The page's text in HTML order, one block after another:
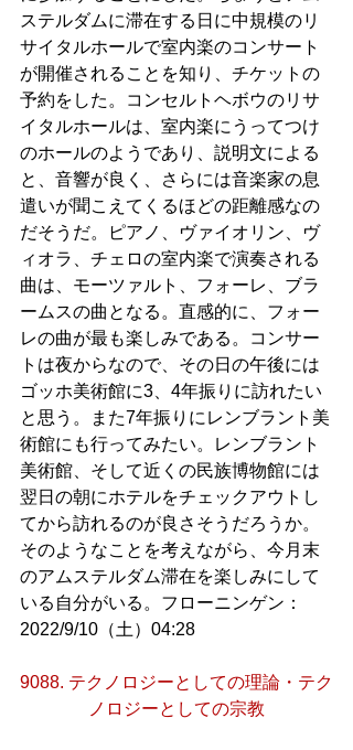
ステルダムに滞在する日に中規模のリ
サイタルホールで室内楽のコンサート
が開催されることを知り、チケットの
予約をした。コンセルトヘボウのリサ
イタルホールは、室内楽にうってつけ
のホールのようであり、説明文による
と、音響が良く、さらには音楽家の息
遣いが聞こえてくるほどの距離感なの
だそうだ。ピアノ、ヴァイオリン、ヴ
ィオラ、チェロの室内楽で演奏される
曲は、モーツァルト、フォーレ、ブラ
ームスの曲となる。直感的に、フォー
レの曲が最も楽しみである。コンサー
トは夜からなので、その日の午後には
ゴッホ美術館に3、4年振りに訪れたい
と思う。また7年振りにレンブラント美
術館にも行ってみたい。レンブラント
美術館、そして近くの民族博物館には
翌日の朝にホテルをチェックアウトし
てから訪れるのが良さそうだろうか。
そのようなことを考えながら、今月末
のアムステルダム滞在を楽しみにして
いる自分がいる。フローニンゲン：
2022/9/10（土）04:28
9088. テクノロジーとしての理論・テク
ノロジーとしての宗教